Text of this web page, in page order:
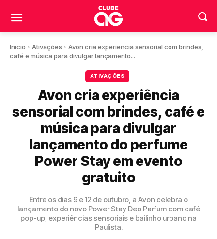
Início Ativações
Avon cria experiência sensorial com brindes,
café e música para divulgar lançamento...
ATIVAÇÕES
Avon cria experiência
sensorial com brindes, café e
música para divulgar
lançamento do perfume
Power Stay em evento
gratuito
Entre os dias 9 e 12 de outubro, a Avon celebra o
lançamento do novo Power Stay Deo Parfum com café
pop-up, experiências sensoriais e bailinho urbano na
Paulista.